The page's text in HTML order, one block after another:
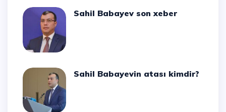
Sahil Babayev son xeber
Sahil Babayevin atası kimdir?